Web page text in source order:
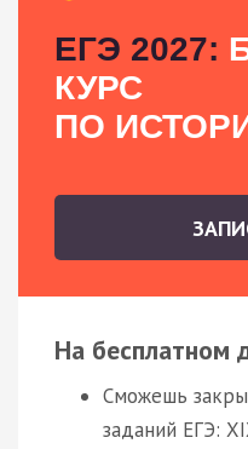
ЕГЭ 2027:
КУРС
ПО
На бесплатном
Сможешь
заданий ЕГЭ: